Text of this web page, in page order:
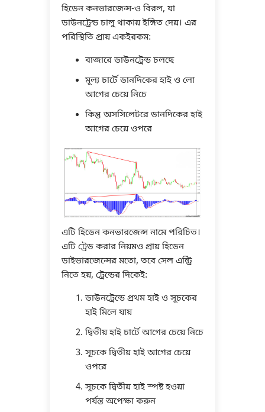
হিডেন কনভারজেন্স-ও বিরল, যা
ডাউনট্রেন্ড চালু থাকায় ইঙ্গিত দেয়। এর
পরিস্থিতি প্রায় একইরকম:
বাজারে ডাউনট্রেন্ড চলছে
মূল্য চার্টে ডানদিকের হাই ও লো
আগের চেয়ে নিচে
কিন্তু অসসিলেটরে ডানদিকের হাই
আগের চেয়ে ওপরে
এটি হিডেন কনভারজেন্স নামে পরিচিত।
এটি ট্রেড করার নিয়মও প্রায় হিডেন
ডাইভারজেন্সের মতো, তবে সেল এন্ট্রি
নিতে হয়, ট্রেন্ডের দিকেই:
ডাউনট্রেন্ডে প্রথম হাই ও সূচকের
হাই মিলে যায়
দ্বিতীয় হাই চার্টে আগের চেয়ে নিচে
সূচকে দ্বিতীয় হাই আগের চেয়ে
ওপরে
সূচকে দ্বিতীয় হাই স্পষ্ট হওয়া
পর্যন্ত অপেক্ষা করুন